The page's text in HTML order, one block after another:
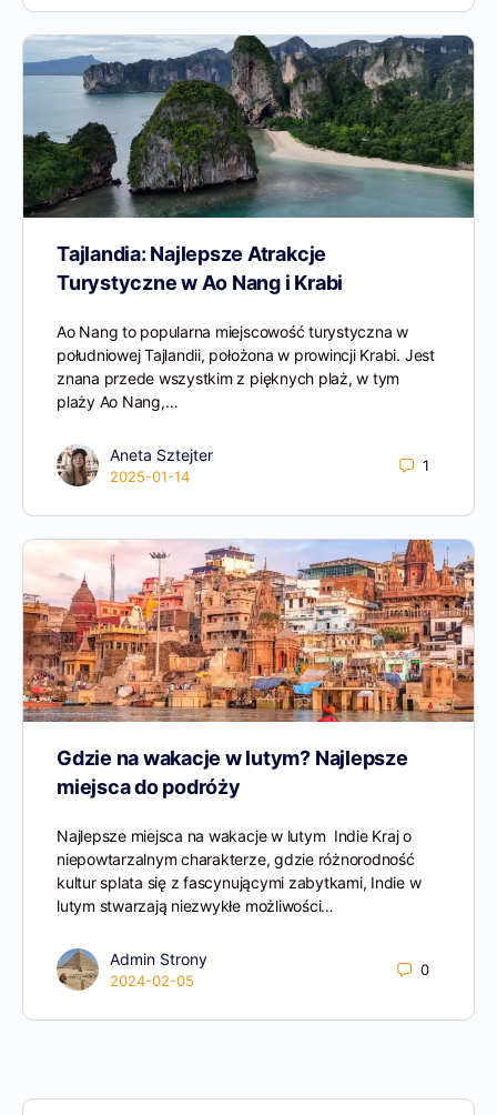
Tajlandia: Najlepsze Atrakcje
Turystyczne w Ao Nang i Krabi
Ao Nang to popularna miejscowość turystyczna w
południowej Tajlandii, położona w prowincji Krabi. Jest
znana przede wszystkim z pięknych plaż, w tym
plaży Ao Nang,…
Aneta Sztejter
2025-01-14
1
Gdzie na wakacje w lutym? Najlepsze
miejsca do podróży
Najlepsze miejsca na wakacje w lutym Indie Kraj o
niepowtarzalnym charakterze, gdzie różnorodność
kultur splata się z fascynującymi zabytkami, Indie w
lutym stwarzają niezwykłe możliwości…
Admin Strony
2024-02-05
0